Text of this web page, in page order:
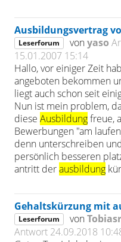
Ausbildungsvertrag
Leserforum vonyaso
15.01.2007 15:14
Hallo, vor einiger Zeit
angeboten bekommen
liegt auch schon seit
Nun ist mein problem,
dieseAusbildungfreue,
Bewerbungen "am
denn unterschreiben
persönlich besseren
antritt derausbildung
Gehaltskürzung mit
Leserforum von
Antwort 24.09.2018